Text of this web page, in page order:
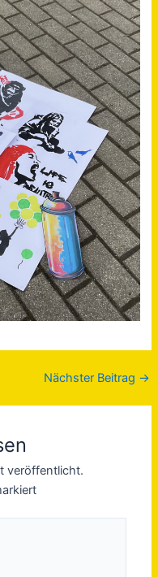
Nächster Beitrag →
veröffentlicht.